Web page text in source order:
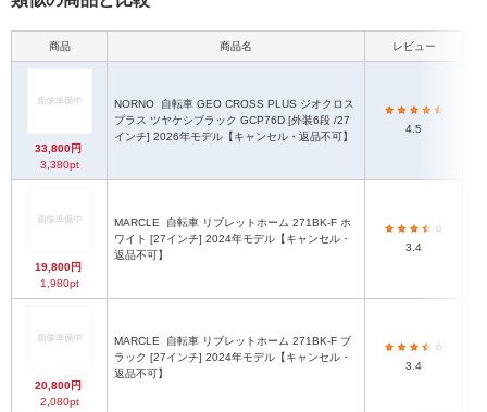
商品 商品名 レビュー
33,800円
3,380pt
NORNO
プラス ツヤケシブラック GCP76D [外装6段 /27
インチ] 2026年モデル【キャンセル・返品不可】
4.5
19,800円
1,980pt
MARCLE
ワイト [27インチ] 2024年モデル【キャンセル・
返品不可】
3.4
20,800円
2,080pt
MARCLE
ラック [27インチ] 2024年モデル【キャンセル・
返品不可】
3.4